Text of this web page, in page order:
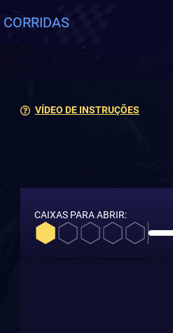
CORRIDAS
VÍDEO DE INSTRUÇÕES
CAIXAS PARA ABRIR: